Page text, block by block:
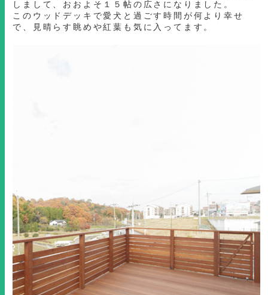
しまして、おおよそ１５帖の広さになりました。
このウッドデッキで愛犬と過ごす時間が何より幸せ
で、見晴らす眺めや紅葉も気に入ってます。